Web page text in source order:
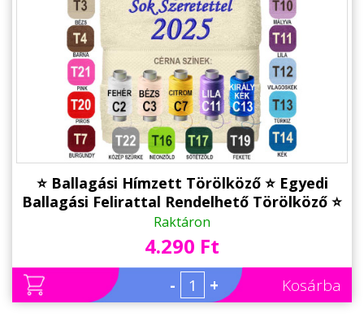
⭐ Ballagási Hímzett Törölköző ⭐ Egyedi
Ballagási Felirattal Rendelhető Törölköző ⭐
Ajándék Ballagásra
Raktáron
4.290 Ft
- + Kosárba